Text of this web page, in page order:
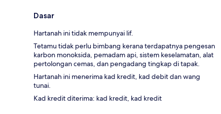
Dasar
Hartanah ini tidak mempunyai lif.
Tetamu tidak perlu bimbang kerana terdapatnya pengesan
karbon monoksida, pemadam api, sistem keselamatan, alat
pertolongan cemas, dan pengadang tingkap di tapak.
Hartanah ini menerima kad kredit, kad debit dan wang
tunai.
Kad kredit diterima: kad kredit, kad kredit